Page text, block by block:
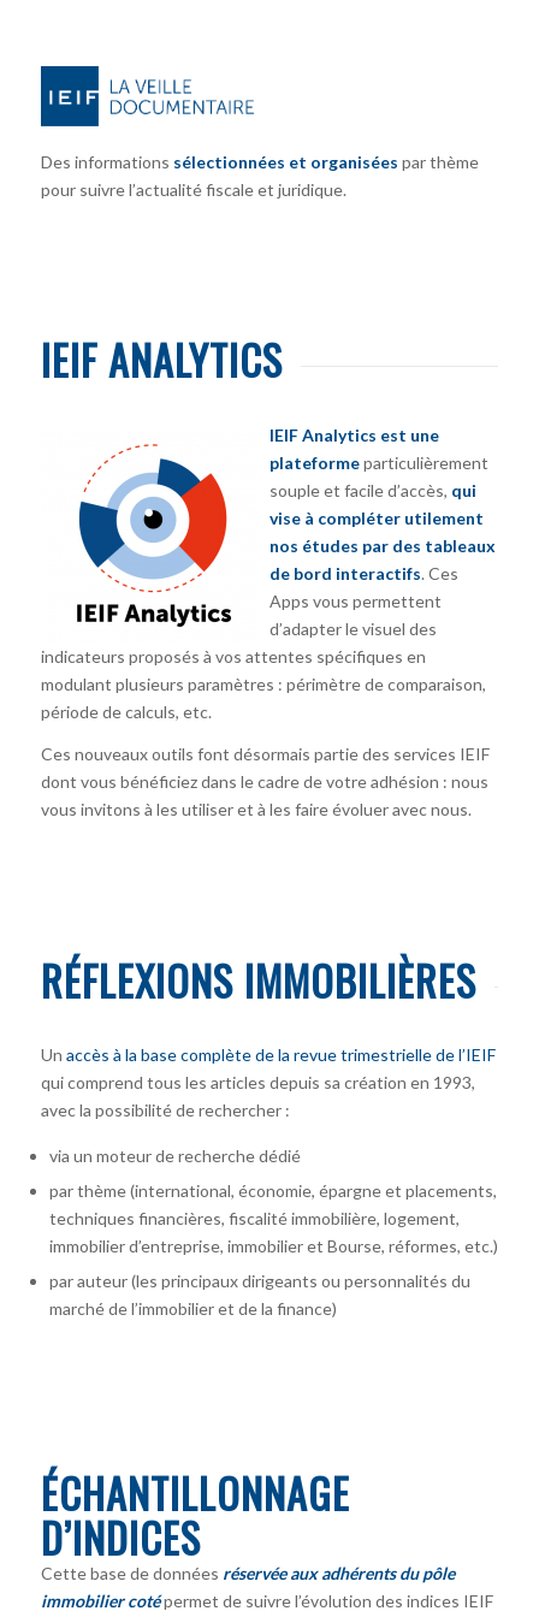
Des informations sélectionnées et organisées par thème
pour suivre l’actualité fiscale et juridique.
IEIF ANALYTICS
IEIF Analytics est une
plateformeparticulièrement
souple et facile d’accès, qui
vise à compléter utilement
nos études par des tableaux
de bord interactifs. Ces
Apps vous permettent
d’adapter le visuel des
indicateurs proposés à vos attentes spécifiques en
modulant plusieurs paramètres : périmètre de comparaison,
période de calculs, etc.
Ces nouveaux outils font désormais partie des services IEIF
dont vous bénéficiez dans le cadre de votre adhésion : nous
vous invitons à les utiliser et à les faire évoluer avec nous.
RÉFLEXIONS IMMOBILIÈRES
Un accès à la base complète de la revue trimestrielle de l’IEIF
qui comprend tous les articles depuis sa création en 1993,
avec la possibilité de rechercher :
via un moteur de recherche dédié
par thème (international, économie, épargne et placements,
techniques financières, fiscalité immobilière, logement,
immobilier d’entreprise, immobilier et Bourse, réformes, etc.)
par auteur (les principaux dirigeants ou personnalités du
marché de l’immobilier et de la finance)
ÉCHANTILLONNAGE
D’INDICES
Cette base de données réservée aux adhérents du pôle
immobilier coté permet de suivre l’évolution des indices IEIF